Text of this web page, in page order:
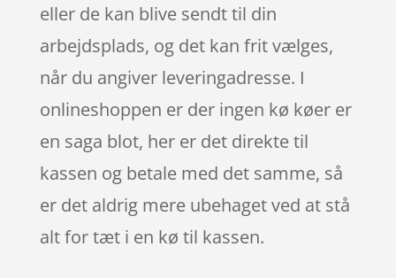
eller de kan blive sendt til din
arbejdsplads, og det kan frit vælges,
når du angiver leveringadresse. I
onlineshoppen er der ingen kø køer er
en saga blot, her er det direkte til
kassen og betale med det samme, så
er det aldrig mere ubehaget ved at stå
alt for tæt i en kø til kassen.